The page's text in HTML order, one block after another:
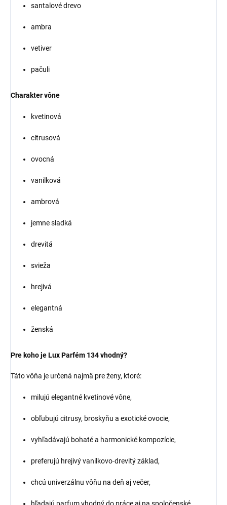
santalové drevo
ambra
vetiver
pačuli
Charakter vône
kvetinová
citrusová
ovocná
vanilková
ambrová
jemne sladká
drevitá
svieža
hrejivá
elegantná
ženská
Pre koho je Lux Parfém 134 vhodný?
Táto vôňa je určená najmä pre ženy, ktoré:
milujú elegantné kvetinové vône,
obľubujú citrusy, broskyňu a exotické ovocie,
vyhľadávajú bohaté a harmonické kompozície,
preferujú hrejivý vanilkovo-drevitý základ,
chcú univerzálnu vôňu na deň aj večer,